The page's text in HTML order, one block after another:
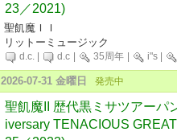
23／2021)
聖飢魔ＩＩ
リットーミュージック
d.c. d.c 35周年 i"s
2026-07-31 金曜日 発売中
聖飢魔II 歴代黒ミサツアー
iversary TENACIOUS